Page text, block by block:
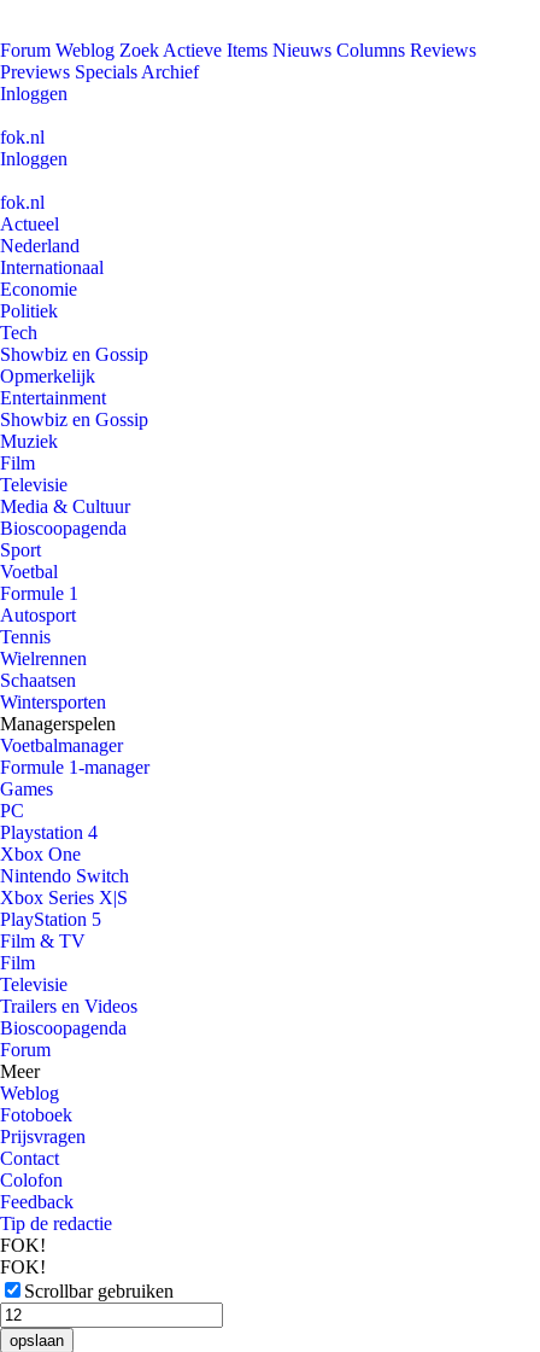
Forum Weblog Zoek Actieve Items Nieuws Columns Reviews
Previews Specials Archief
Inloggen
fok.nl
Inloggen
fok.nl
Actueel
Nederland
Internationaal
Economie
Politiek
Tech
Showbiz en Gossip
Opmerkelijk
Entertainment
Showbiz en Gossip
Muziek
Film
Televisie
Media & Cultuur
Bioscoopagenda
Sport
Voetbal
Formule 1
Autosport
Tennis
Wielrennen
Schaatsen
Wintersporten
Managerspelen
Voetbalmanager
Formule 1-manager
Games
PC
Playstation 4
Xbox One
Nintendo Switch
Xbox Series X|S
PlayStation 5
Film & TV
Film
Televisie
Trailers en Videos
Bioscoopagenda
Forum
Meer
Weblog
Fotoboek
Prijsvragen
Contact
Colofon
Feedback
Tip de redactie
FOK!
FOK!
Scrollbar gebruiken
opslaan